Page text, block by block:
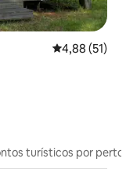
4,88 de uma
4,88 (51)
turísticos por perto